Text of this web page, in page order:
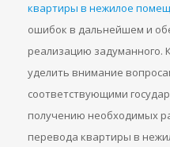
квартиры в нежилое
ошибок в дальнейшем и
реализацию задуманного.
уделить внимание
соответствующими
получению необходимых
перевода квартиры в